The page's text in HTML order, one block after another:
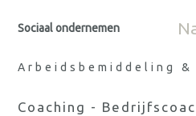
Sociaal ondernemen
Arbeidsbemiddeling
Coaching -